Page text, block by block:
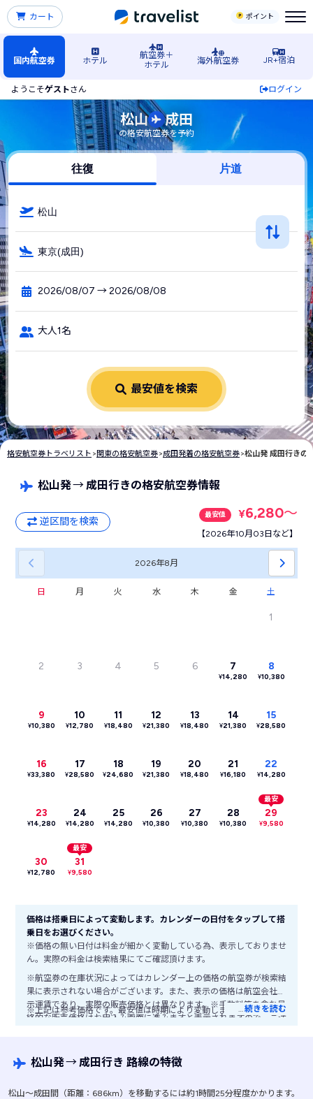
ポイント
カート
国内航空券 ホテル
航空券＋
ホテル
海外航空券 JR+宿泊
ようこそゲストさん ログイン
松山（愛媛）空港発→成田空港行きの格安航空券・飛行機・
松山 成田
の格安航空券を予約
往復 片道
松山
東京(成田)
2026/08/07 → 2026/08/08
大人1名
最安値を検索
格安航空券トラベリスト > 関東の格安航空券>成田発着の格安航空券>松山発 成田行きの
松山発→成田行きの格安航空券情報
逆区間を検索
最安値 ¥6,280〜
【2026年10月03日など】
2026年8月
日 月 火 水 木 金 土
1
2 3 4 5 6 7
¥14,280
8
¥10,380
9
¥10,380
10
¥12,780
11
¥18,480
12
¥21,380
13
¥18,480
14
¥21,380
15
¥28,580
16
¥33,380
17
¥28,580
18
¥24,680
19
¥21,380
20
¥18,480
21
¥16,180
22
¥14,280
23
¥14,280
24
¥14,280
25
¥14,280
26
¥10,380
27
¥10,380
28
¥10,380
最安
29
¥9,580
30
¥12,780
最安
31
¥9,580
価格は搭乗日によって変動します。カレンダーの日付をタップして搭
乗日をお選びください。
※価格の無い日付は料金が細かく変動している為、表示しておりませ
ん。実際の料金は検索結果にてご確認頂けます。
※航空券の在庫状況によってはカレンダー上の価格の航空券が検索結
果に表示されない場合がございます。また、表示の価格は航空会社公
示運賃であり、実際の販売価格とは異なります。※手数料等を含む最
終的な販売価格はお申込み画面に進みますと表示されますので、ご注
※上記は参考価格です。最安値は時期により変動します。
…続きを読む
松山発→成田行き 路線の特徴
松山〜成田間（距離：686km）を移動するには約1時間25分程度かかります。